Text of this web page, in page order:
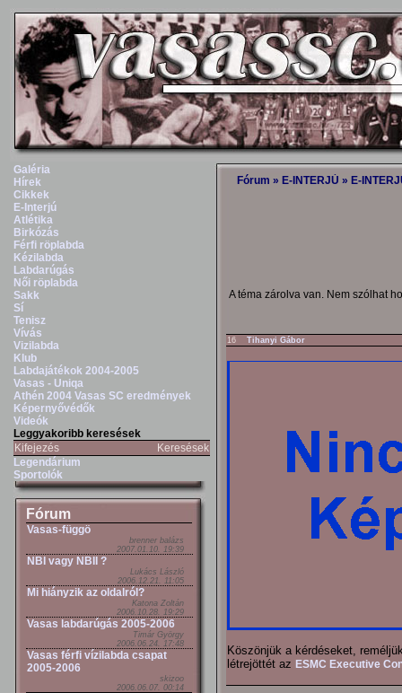
Galéria
Hírek
Cikkek
E-Interjú
Atlétika
Birkózás
Férfi röplabda
Kézilabda
Labdarúgás
Női röplabda
Sakk
Sí
Tenisz
Vívás
Vizilabda
Klub
Labdajátékok 2004-2005
Vasas - Uniqa
Athén 2004 Vasas SC eredmények
Képernyővédők
Videók
Leggyakoribb keresések
Kifejezés
Keresések
Legendárium
Sportolók
Fórum
Vasas-függö
brenner balázs
2007.01.10. 19:39
NBI vagy NBII ?
Lukács László
2006.12.21. 11:05
Mi hiányzik az oldalról?
Katona Zoltán
2006.10.28. 19:29
Vasas labdarúgás 2005-2006
Timár György
2006.06.24. 17:48
Vasas férfi vízilabda csapat
2005-2006
skizoo
2006.06.07. 00:14
Fórum » E-INTERJÚ » E-
A téma zárolva van. Nem szólhat
16 Tihanyi Gábor
Köszönjük a kérdéseket,
létrejöttét az ESMC Executive